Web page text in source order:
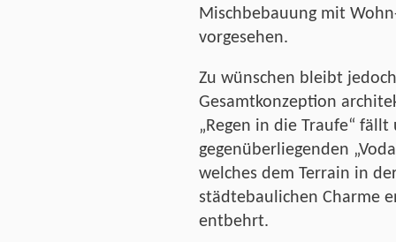
Mischbebauung mit
vorgesehen.
Zu wünschen bleibt
Gesamtkonzeption
„Regen in die Traufe“
gegenüberliegenden
welches dem Terrain in
städtebaulichen Charme
entbehrt.